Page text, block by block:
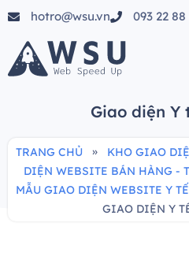
hotro@wsu.vn 093 22
Giao diện Y
TRANG CHỦ » KHO GIAO
DIỆN WEBSITE BÁN HÀNG -
MẪU GIAO DIỆN WEBSITE Y
GIAO DIỆN Y